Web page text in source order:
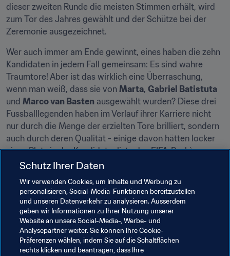
dieser zweiten Runde die meisten Stimmen erhält, wird
zum Tor des Jahres gewählt und der Schütze bei der
Zeremonie ausgezeichnet.
Wer auch immer am Ende gewinnt, eines haben die zehn
Kandidaten in jedem Fall gemeinsam: Es sind wahre
Traumtore! Aber ist das wirklich eine Überraschung,
wenn man weiß, dass sie von Marta, Gabriel Batistuta
und Marco van Basten ausgewählt wurden? Diese drei
Fussballlegenden haben im Verlauf ihrer Karriere nicht
nur durch die Menge der erzielten Tore brilliert, sondern
auch durch deren Qualität - einige davon hätten locker
einen Platz in der Kandidatenliste des FIFA-Puskàs-
Preises verdient gehabt.
Angesichts der schieren Menge an spektakulären
Treffern zwischen dem 30. September 2015 und dem 30.
September 2016
Vergabebestimmungen für die Wahl des FIFA Puskàs-
Preises maßgeblich war, haben die drei Juroren eine
kolossale Arbeit geleistet. Neben deren Aufgabe scheint
Schutz Ihrer Daten
Wir verwenden Cookies, um Inhalte und Werbung zu
personalisieren, Social-Media-Funktionen bereitzustellen
und unseren Datenverkehr zu analysieren. Ausserdem
geben wir Informationen zu Ihrer Nutzung unserer
Website an unsere Social-Media-, Werbe- und
Analysepartner weiter. Sie können Ihre Cookie-
Präferenzen wählen, indem Sie auf die Schaltflächen
rechts klicken und beantragen, dass Ihre